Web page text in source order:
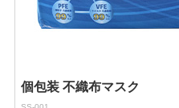
個包装 不織布マスク